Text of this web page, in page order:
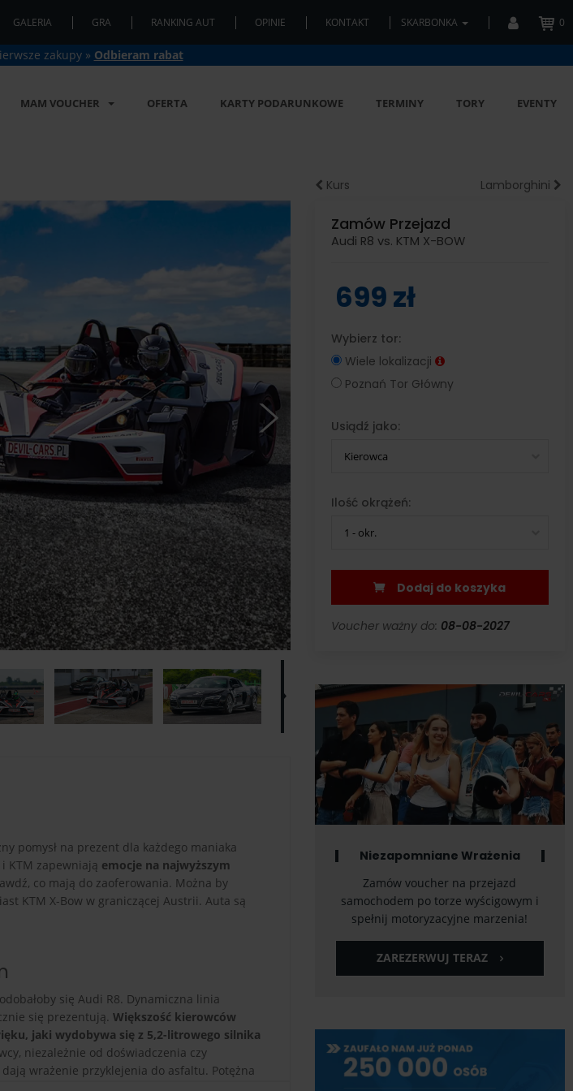
GALERIA GRA RANKING AUT OPINIE KONTAKT SKARBONKA 0
zakupy » Odbieram rabat
MAM VOUCHER OFERTA KARTY PODARUNKOWE TERMINY TORY EVENTY
pomysł na prezent dla każdego maniaka
KTM zapewniają emocje na najwyższym
co mają do zaoferowania. Można by
KTM X-Bow w graniczącej Austrii. Auta są
się Audi R8. Dynamiczna linia
się prezentują. Większość kierowców
jaki wydobywa się z 5,2-litrowego silnika
niezależnie od doświadczenia czy
wrażenie przyklejenia do asfaltu. Potężna
Kurs Lamborghini
Zamów Przejazd
Audi R8 vs. KTM X-BOW
699 zł
Wybierz tor:
Wiele lokalizacji
Poznań Tor Główny
Usiądź jako:
Kierowca
Ilość okrążeń:
1 - okr.
Dodaj do koszyka
Voucher ważny do: 08-08-2027
Niezapomniane Wrażenia
Zamów voucher na przejazd
samochodem po torze wyścigowym i
spełnij motoryzacyjne marzenia!
ZAREZERWUJ TERAZ